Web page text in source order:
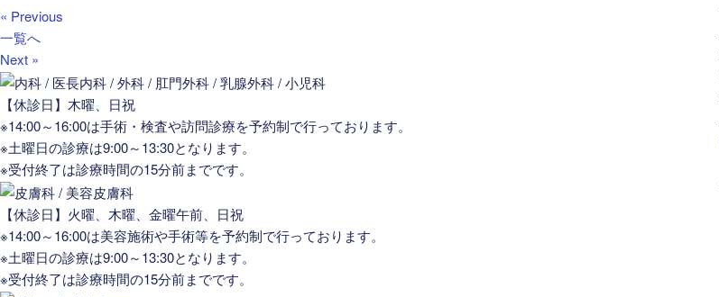
« Previous
一覧へ
Next »
【休診日】木曜、日祝
※14:00～16:00は手術・検査や訪問診療を予約制で行っております。
※土曜日の診療は9:00～13:30となります。
※受付終了は診療時間の15分前までです。
【休診日】火曜、木曜、金曜午前、日祝
※14:00～16:00は美容施術や手術等を予約制で行っております。
※土曜日の診療は9:00～13:30となります。
※受付終了は診療時間の15分前までです。